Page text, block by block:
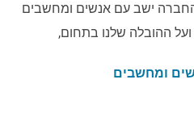
ישב עם אנשים ומחשבים
ההובלה שלנו בתחום,
ומחשבים